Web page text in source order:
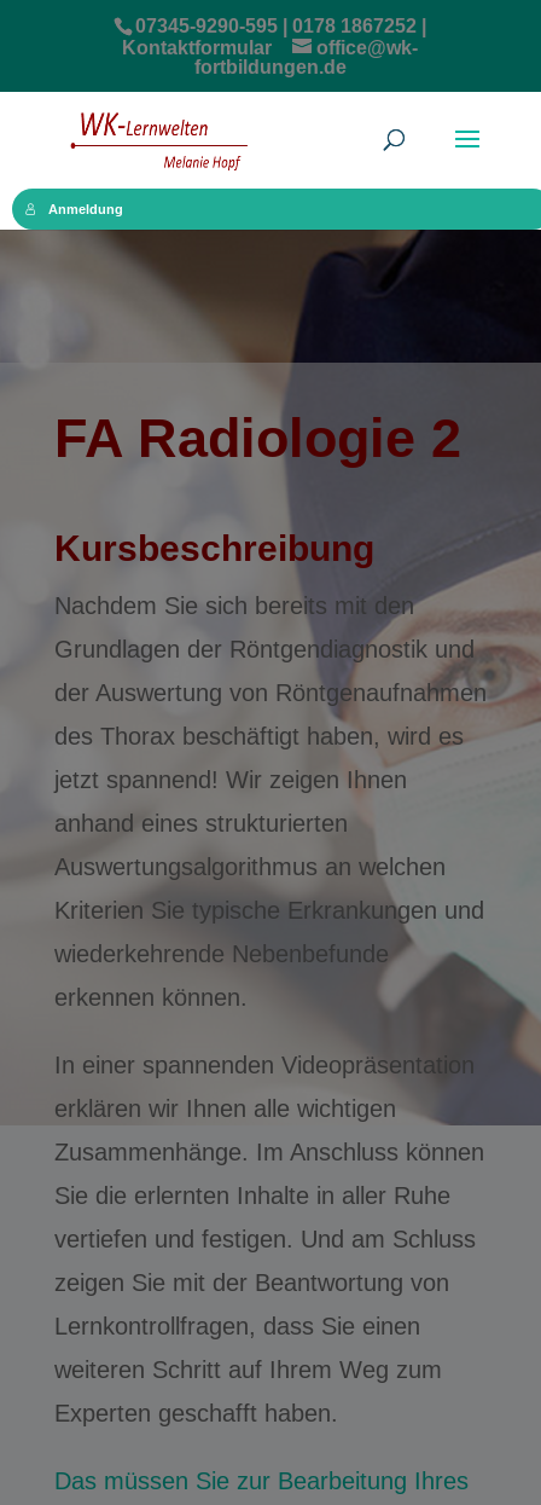
07345-9290-595 | 0178 1867252 |
Kontaktformular
office@wk-
fortbildungen.de
Anmeldung
FA Radiologie 2
Kursbeschreibung
Nachdem Sie sich bereits mit den
Grundlagen der Röntgendiagnostik und
der Auswertung von Röntgenaufnahmen
des Thorax beschäftigt haben, wird es
jetzt spannend! Wir zeigen Ihnen
anhand eines strukturierten
Auswertungsalgorithmus an welchen
Kriterien Sie typische Erkrankungen und
wiederkehrende Nebenbefunde
erkennen können.
In einer spannenden Videopräsentation
erklären wir Ihnen alle wichtigen
Zusammenhänge. Im Anschluss können
Sie die erlernten Inhalte in aller Ruhe
vertiefen und festigen. Und am Schluss
zeigen Sie mit der Beantwortung von
Lernkontrollfragen, dass Sie einen
weiteren Schritt auf Ihrem Weg zum
Experten geschafft haben.
Das müssen Sie zur Bearbeitung Ihres